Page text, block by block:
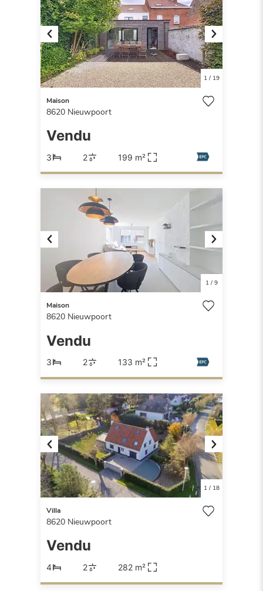
Previous Next
1/ 19
Maison
8620 Nieuwpoort
Vendu
3 2 199 m²
Previous Next
1/ 9
Maison
8620 Nieuwpoort
Vendu
3 2 133 m²
Previous Next
1/ 18
Villa
8620 Nieuwpoort
Vendu
4 2 282 m²